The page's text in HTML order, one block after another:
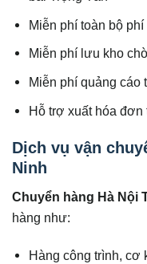
Miễn phí toàn bộ
Miễn phí lưu kho
Miễn phí quảng cáo
Hỗ trợ xuất hóa đơn
Dịch vụ vận
Ninh
Chuyển hàng Hà Nội
hàng như:
Hàng công trình, cơ